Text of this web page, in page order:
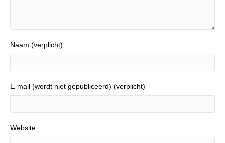
Naam (verplicht)
E-mail (wordt niet gepubliceerd) (verplicht)
Website